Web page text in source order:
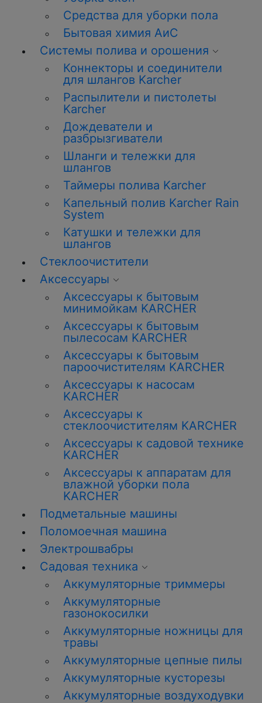
Средства для уборки пола
Бытовая химия АиС
Системы полива и орошения
Коннекторы и соединители
для шлангов Karcher
Распылители и пистолеты
Karcher
Дождеватели и
разбрызгиватели
Шланги и тележки для
шлангов
Таймеры полива Karcher
Капельный полив Karcher Rain
System
Катушки и тележки для
шлангов
Стеклоочистители
Аксессуары
Аксессуары к бытовым
минимойкам KARCHER
Аксессуары к бытовым
пылесосам KARCHER
Аксессуары к бытовым
пароочистителям KARCHER
Аксессуары к насосам
KARCHER
Аксессуары к
стеклоочистителям KARCHER
Аксессуары к садовой технике
KARCHER
Аксессуары к аппаратам для
влажной уборки пола
KARCHER
Подметальные машины
Поломоечная машина
Электрошвабры
Садовая техника
Аккумуляторные триммеры
Аккумуляторные
газонокосилки
Аккумуляторные ножницы для
травы
Аккумуляторные цепные пилы
Аккумуляторные кусторезы
Аккумуляторные воздуходувки